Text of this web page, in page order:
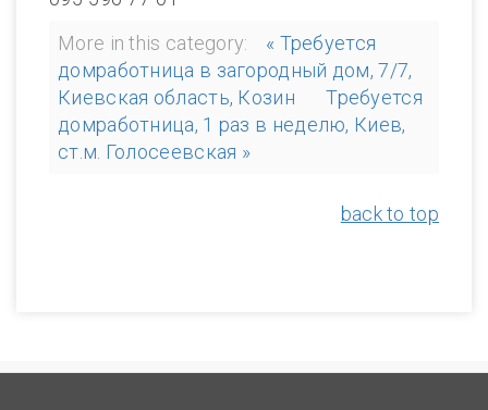
More in this category:
« Требуется
домработница в загородный дом, 7/7,
Киевская область, Козин
Требуется
домработница, 1 раз в неделю, Киев,
ст.м. Голосеевская »
back to top